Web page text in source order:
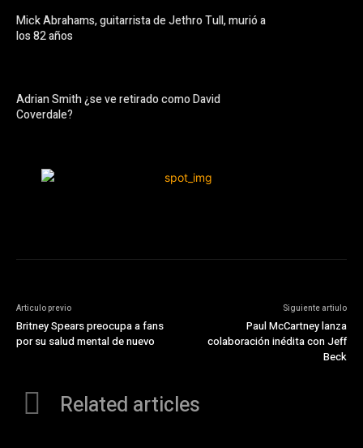
Mick Abrahams, guitarrista de Jethro Tull, murió a
los 82 años
Adrian Smith ¿se ve retirado como David
Coverdale?
Articulo previo
Britney Spears preocupa a fans
por su salud mental de nuevo
Siguiente artiulo
Paul McCartney lanza
colaboración inédita con Jeff
Beck
Related articles